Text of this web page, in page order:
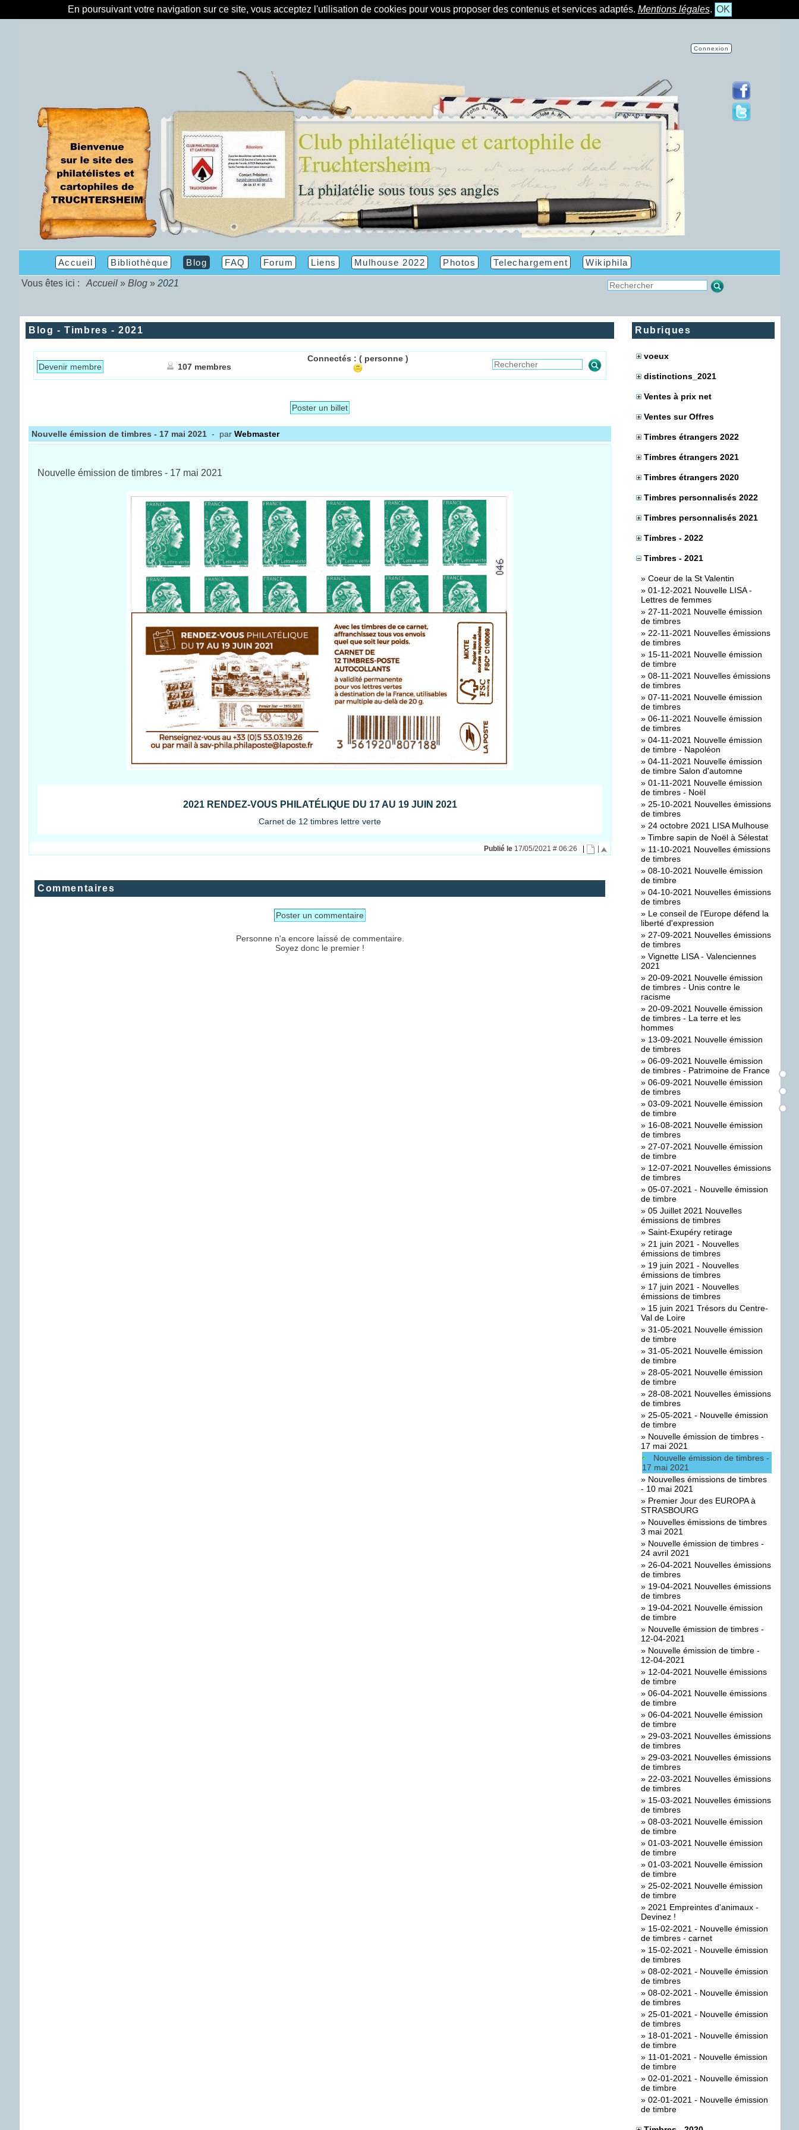
En poursuivant votre navigation sur ce site, vous acceptez l'utilisation de cookies pour vous proposer des contenus et services adaptés. Mentions légales. OK
Connexion
Accueil Bibliothèque Blog FAQ Forum Liens Mulhouse 2022 Photos Telechargement Wikiphila
Vous êtes ici : Accueil » Blog » 2021
Blog - Timbres - 2021
Devenir membre 107 membres
Connectés : ( personne )
Poster un billet
Nouvelle émission de timbres - 17 mai 2021 - par Webmaster
Nouvelle émission de timbres - 17 mai 2021
2021 RENDEZ-VOUS PHILATÉLIQUE DU 17 AU 19 JUIN 2021
Carnet de 12 timbres lettre verte
Publié le 17/05/2021 # 06:26
Commentaires
Poster un commentaire
Personne n'a encore laissé de commentaire.
Soyez donc le premier !
Rubriques
voeux
distinctions_2021
Ventes à prix net
Ventes sur Offres
Timbres étrangers 2022
Timbres étrangers 2021
Timbres étrangers 2020
Timbres personnalisés 2022
Timbres personnalisés 2021
Timbres - 2022
Timbres - 2021
» Coeur de la St Valentin
» 01-12-2021 Nouvelle LISA -
Lettres de femmes
» 27-11-2021 Nouvelle émission
de timbres
» 22-11-2021 Nouvelles émissions
de timbres
» 15-11-2021 Nouvelle émission
de timbre
» 08-11-2021 Nouvelles émissions
de timbres
» 07-11-2021 Nouvelle émission
de timbres
» 06-11-2021 Nouvelle émission
de timbres
» 04-11-2021 Nouvelle émission
de timbre - Napoléon
» 04-11-2021 Nouvelle émission
de timbre Salon d'automne
» 01-11-2021 Nouvelle émission
de timbres - Noël
» 25-10-2021 Nouvelles émissions
de timbres
» 24 octobre 2021 LISA Mulhouse
» Timbre sapin de Noël à Sélestat
» 11-10-2021 Nouvelles émissions
de timbres
» 08-10-2021 Nouvelle émission
de timbre
» 04-10-2021 Nouvelles émissions
de timbres
» Le conseil de l'Europe défend la
liberté d'expression
» 27-09-2021 Nouvelles émissions
de timbres
» Vignette LISA - Valenciennes
2021
» 20-09-2021 Nouvelle émission
de timbres - Unis contre le
racisme
» 20-09-2021 Nouvelle émission
de timbres - La terre et les
hommes
» 13-09-2021 Nouvelle émission
de timbres
» 06-09-2021 Nouvelle émission
de timbres - Patrimoine de France
» 06-09-2021 Nouvelle émission
de timbres
» 03-09-2021 Nouvelle émission
de timbre
» 16-08-2021 Nouvelle émission
de timbres
» 27-07-2021 Nouvelle émission
de timbre
» 12-07-2021 Nouvelles émissions
de timbres
» 05-07-2021 - Nouvelle émission
de timbre
» 05 Juillet 2021 Nouvelles
émissions de timbres
» Saint-Exupéry retirage
» 21 juin 2021 - Nouvelles
émissions de timbres
» 19 juin 2021 - Nouvelles
émissions de timbres
» 17 juin 2021 - Nouvelles
émissions de timbres
» 15 juin 2021 Trésors du Centre-
Val de Loire
» 31-05-2021 Nouvelle émission
de timbre
» 31-05-2021 Nouvelle émission
de timbre
» 28-05-2021 Nouvelle émission
de timbre
» 28-08-2021 Nouvelles émissions
de timbres
» 25-05-2021 - Nouvelle émission
de timbre
» Nouvelle émission de timbres -
17 mai 2021
Nouvelle émission de timbres -
17 mai 2021
» Nouvelles émissions de timbres
- 10 mai 2021
» Premier Jour des EUROPA à
STRASBOURG
» Nouvelles émissions de timbres
3 mai 2021
» Nouvelle émission de timbres -
24 avril 2021
» 26-04-2021 Nouvelles émissions
de timbres
» 19-04-2021 Nouvelles émissions
de timbres
» 19-04-2021 Nouvelle émission
de timbre
» Nouvelle émission de timbres -
12-04-2021
» Nouvelle émission de timbre -
12-04-2021
» 12-04-2021 Nouvelle émissions
de timbre
» 06-04-2021 Nouvelle émissions
de timbre
» 06-04-2021 Nouvelle émission
de timbre
» 29-03-2021 Nouvelles émissions
de timbres
» 29-03-2021 Nouvelles émissions
de timbres
» 22-03-2021 Nouvelles émissions
de timbres
» 15-03-2021 Nouvelles émissions
de timbres
» 08-03-2021 Nouvelle émission
de timbre
» 01-03-2021 Nouvelle émission
de timbre
» 01-03-2021 Nouvelle émission
de timbre
» 25-02-2021 Nouvelle émission
de timbre
» 2021 Empreintes d'animaux -
Devinez !
» 15-02-2021 - Nouvelle émission
de timbres - carnet
» 15-02-2021 - Nouvelle émission
de timbres
» 08-02-2021 - Nouvelle émission
de timbres
» 08-02-2021 - Nouvelle émission
de timbres
» 25-01-2021 - Nouvelle émission
de timbres
» 18-01-2021 - Nouvelle émission
de timbre
» 11-01-2021 - Nouvelle émission
de timbre
» 02-01-2021 - Nouvelle émission
de timbre
» 02-01-2021 - Nouvelle émission
de timbre